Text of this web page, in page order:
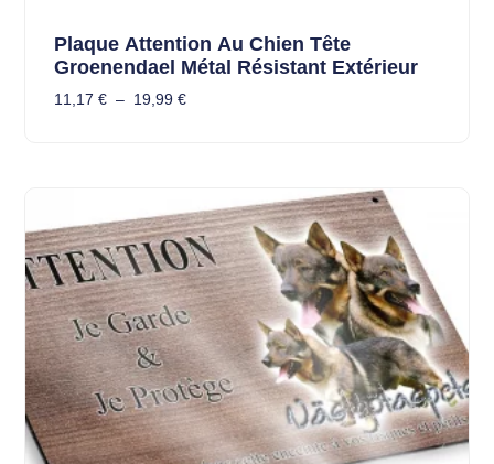
Plaque Attention Au Chien Tête
Groenendael Métal Résistant Extérieur
11,17 € – 19,99 €